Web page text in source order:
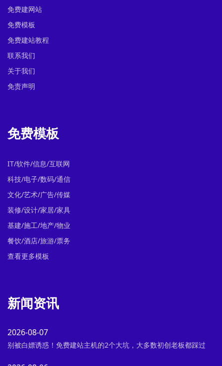
免费建网站
免费模板
免费建站教程
联系我们
关于我们
免责声明
免费模板
IT/软件/信息/互联网
科技/电子/数码/通信
文化/艺术/广告/传媒
装修/设计/家居/家具
基建/施工/地产/物业
餐饮/酒店/旅游/票务
查看更多模板
新闻资讯
2026-08-07
别被白嫖诱惑！免费建站主机的2个大坑，大多数初创老板都踩过